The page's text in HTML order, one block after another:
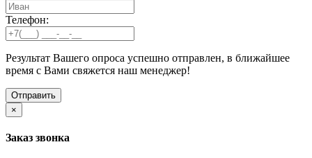
Телефон:
Результат Вашего опроса успешно отправлен, в ближайшее
время с Вами свяжется наш менеджер!
×
Заказ звонка